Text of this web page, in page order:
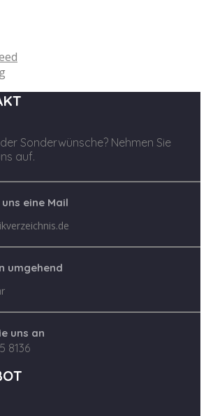
Sonderwünsche? Nehmen Sie
auf.
eine Mail
umgehend
uns an
8136